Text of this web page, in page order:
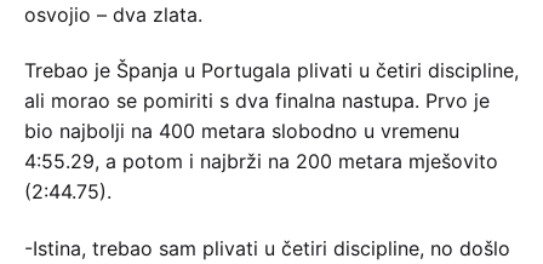
osvojio – dva zlata.
Trebao je Španja u Portugala plivati u četiri discipline,
ali morao se pomiriti s dva finalna nastupa. Prvo je
bio najbolji na 400 metara slobodno u vremenu
4:55.29, a potom i najbrži na 200 metara mješovito
(2:44.75).
-Istina, trebao sam plivati u četiri discipline, no došlo